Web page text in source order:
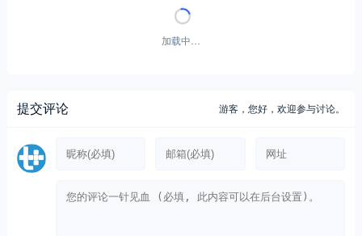
加载中…
提交评论 游客，您好，欢迎参与讨论。